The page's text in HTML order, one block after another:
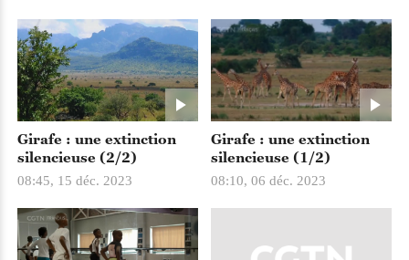
Girafe : une extinction
silencieuse (2/2)
08:45, 15 déc. 2023
Girafe : une extinction
silencieuse (1/2)
08:10, 06 déc. 2023